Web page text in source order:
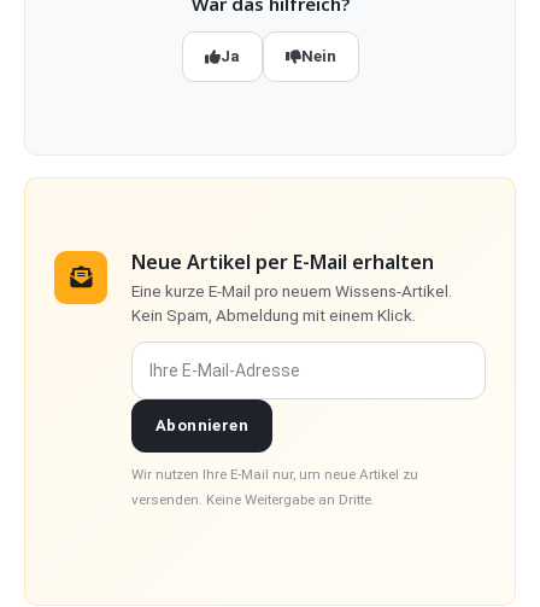
Ja Nein
Neue Artikel per E-Mail erhalten
Eine kurze E-Mail pro neuem Wissens-Artikel.
Kein Spam, Abmeldung mit einem Klick.
Ihre E-Mail-Adresse
Abonnieren
Wir nutzen Ihre E-Mail nur, um neue Artikel zu
versenden. Keine Weitergabe an Dritte.